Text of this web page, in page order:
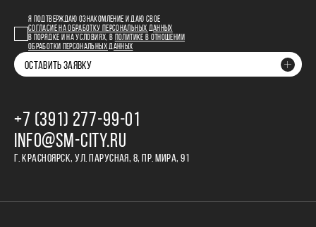
Я ПОДТВЕРЖДАЮ ОЗНАКОМЛЕНИЕ И ДАЮ СВОЕ
СОГЛАСИЕ НА ОБРАБОТКУ ПЕРСОНАЛЬНЫХ ДАННЫХ
В ПОРЯДКЕ И НА УСЛОВИЯХ, В
ПОЛИТИКЕ В ОТНОШЕНИИ
ОБРАБОТКИ ПЕРСОНАЛЬНЫХ ДАННЫХ
ОСТАВИТЬ ЗАЯВКУ
+7 (391) 277‒99‒01
INFO@SM-CITY.RU
Г. КРАСНОЯРСК, УЛ. ПАРУСНАЯ, 8, ПР. МИРА, 91